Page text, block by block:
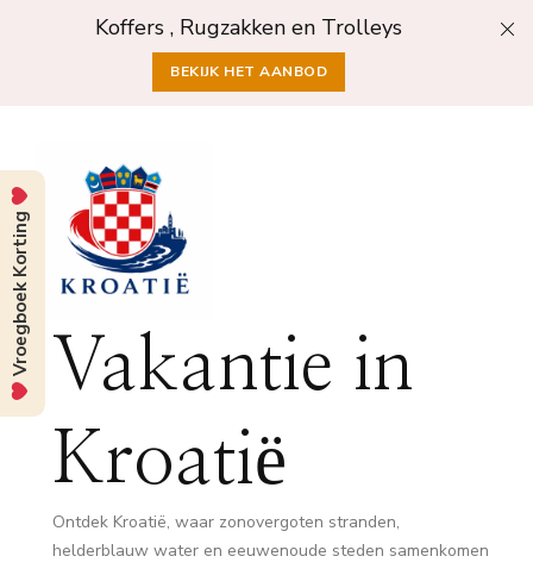
Koffers , Rugzakken en Trolleys
BEKIJK HET AANBOD
Vakantie in
Kroatië
Ontdek Kroatië, waar zonovergoten stranden,
helderblauw water en eeuwenoude steden samenkomen
Vroegboek Korting